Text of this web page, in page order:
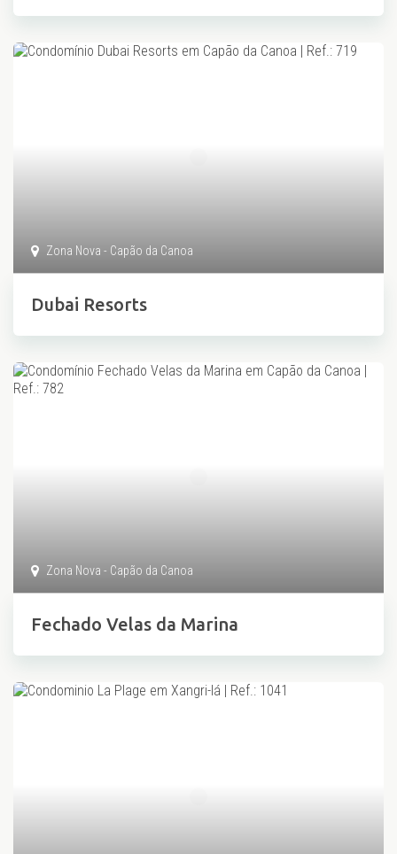
Zona Nova - Capão da Canoa
Dubai Resorts
Zona Nova - Capão da Canoa
Fechado Velas da Marina